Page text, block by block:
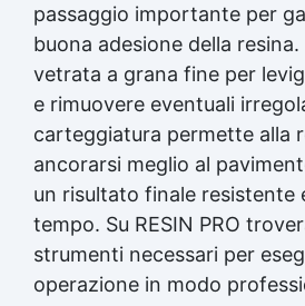
passaggio importante per
buona adesione della
vetrata a grana fine per
e rimuovere eventuali
carteggiatura permette alla
ancorarsi meglio al
un risultato finale resistente
tempo. Su RESIN PRO
strumenti necessari per
operazione in modo